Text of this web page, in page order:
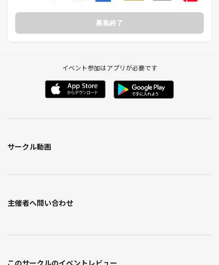
募集終了
イベント参加はアプリが必要です
サークル動画
主催者へ問い合わせ
このサークルのイベントレビュー